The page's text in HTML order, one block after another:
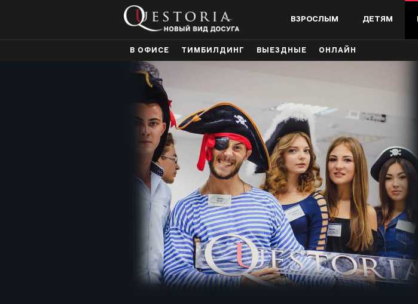
ВЗРОСЛЫМ ДЕТЯМ
В ОФИСЕ ТИМБИЛДИНГ ВЫЕЗДНЫЕ ОНЛАЙН